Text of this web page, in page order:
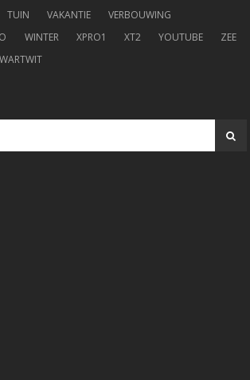
TUIN VAKANTIE
VERBOUWING
WINTER XPRO1 XT2 YOUTUBE
ZEE